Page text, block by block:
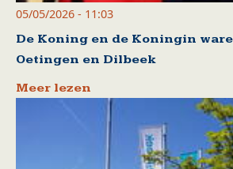
05/05/2026 - 11:03
De Koning en de Koningin
Oetingen en Dilbeek
Meer lezen